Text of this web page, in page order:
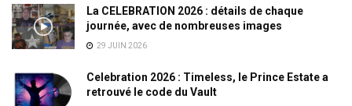
La CELEBRATION 2026 : détails de chaque
journée, avec de nombreuses images
29 JUIN 2026
Celebration 2026 : Timeless, le Prince Estate a
retrouvé le code du Vault